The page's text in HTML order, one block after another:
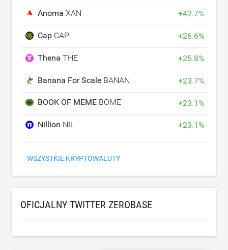
Anoma XAN +42.7%
Cap CAP +26.6%
Thena THE +25.8%
Banana For Scale BANANAS31 +23.7%
BOOK OF MEME BOME +23.1%
Nillion NIL +23.1%
WSZYSTKIE KRYPTOWALUTY
OFICJALNY TWITTER ZEROBASE